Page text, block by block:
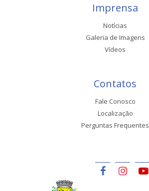
Imprensa
Notícias
Galeria de Imagens
Vídeos
Contatos
Fale Conosco
Localização
Perguntas Frequentes